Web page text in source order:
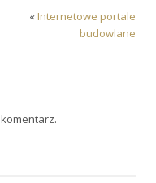
« Internetowe portale
budowlane